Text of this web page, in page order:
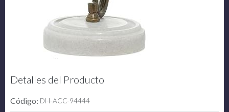
Detalles del Producto
Código: DH-ACC-94444